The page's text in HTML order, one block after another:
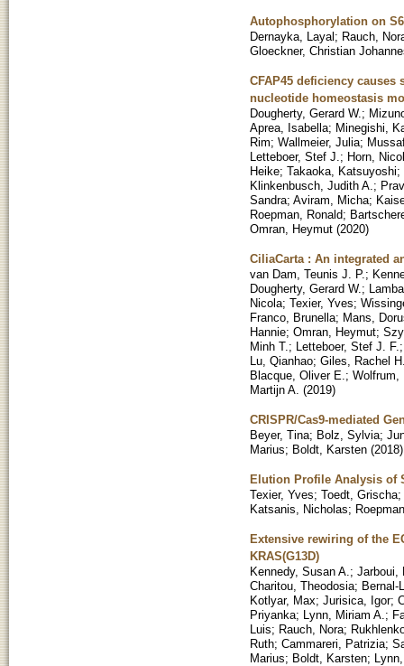
Autophosphorylation on
Dernayka, Layal; Rauch,
Gloeckner, Christian
CFAP45 deficiency
nucleotide homeostasis
Dougherty, Gerard W. ;
Aprea, Isabella; Minegishi,
Rim; Wallmeier, Julia;
Letteboer, Stef J. ; Horn,
Heike; Takaoka, Katsuyoshi;
Klinkenbusch, Judith A. ;
Sandra; Aviram, Micha;
Roepman, Ronald;
Omran, Heymut (2020)
CiliaCarta : An integrated
van Dam, Teunis J. P. ;
Dougherty, Gerard W. ;
Nicola; Texier, Yves;
Franco, Brunella; Mans,
Hannie; Omran, Heymut;
Minh T. ; Letteboer, Stef J. F.
Lu, Qianhao; Giles, Rachel
Blacque, Oliver E. ; Wolfrum,
Martijn A. (2019)
CRISPR/Cas9-mediated
Beyer, Tina; Bolz, Sylvia;
Marius; Boldt, Karsten (2018)
Elution Profile Analysis of
Texier, Yves; Toedt, Grischa;
Katsanis, Nicholas;
Extensive rewiring of the
KRAS(G13D)
Kennedy, Susan A. ; Jarboui,
Charitou, Theodosia; Bernal-
Kotlyar, Max; Jurisica, Igor;
Priyanka; Lynn, Miriam A. ;
Luis; Rauch, Nora;
Ruth; Cammareri, Patrizia;
Marius; Boldt, Karsten;